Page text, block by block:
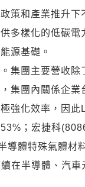
策和產業推升
多樣化的低碳
源基礎。
集團主要營收
集團內關係企
強化效率，因
；宏捷科
體特殊氣體
在半導體、汽